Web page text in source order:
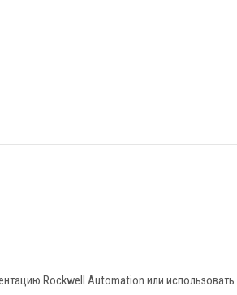
Rockwell Automation или использовать